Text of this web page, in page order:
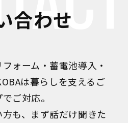
合わせ
ォーム・蓄電池導入・
は暮らしを支えるご
ご対応。
も、まず話だけ聞きた